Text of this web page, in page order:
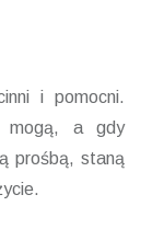
i pomocni.
mogą, a gdy
prośbą, staną